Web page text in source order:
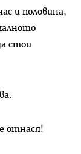
и половина,
стои
отнася!